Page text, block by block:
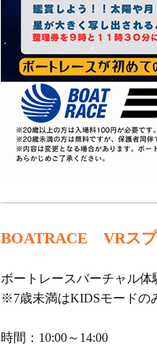
BOATRACE VRス
ボートレースバーチャル体
※7歳未満はKIDSモードの
時間：10:00～14:00